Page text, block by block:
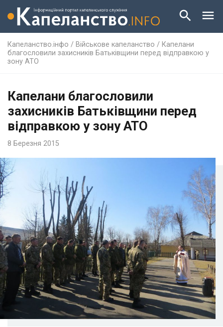
Капеланство.інфо / Військове капеланство / Капелани
благословили захисників Батьківщини перед відправкою у
зону АТО
Капелани благословили
захисників Батьківщини перед
відправкою у зону АТО
8 Березня 2015